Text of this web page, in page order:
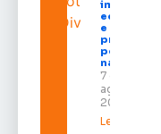
impulsiona
economia
e aumenta
procura
por hotéis
na capital
7 de
agosto de
2026
Leia mais »